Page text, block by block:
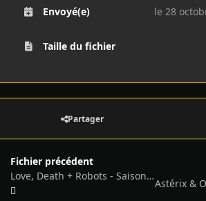
Envoyé(e) le 28
Taille du fichier
Partager
Fichier précédent
Love, Death + Robots - Saison 4 - 2025